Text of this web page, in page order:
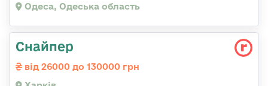
Одеса, Одеська область
Снайпер
від 26000 до 130000 грн